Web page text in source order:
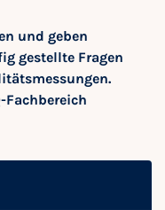
und geben
gestellte Fragen
Fachbereich